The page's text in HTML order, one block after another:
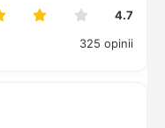
4.7
325 opinii